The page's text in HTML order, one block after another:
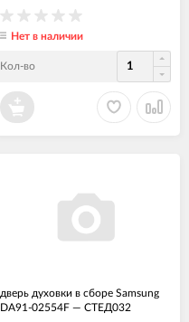
Нет в наличии
Кол-во
дверь духовки в сборе Samsung
DA91-02554F — СТЕД032